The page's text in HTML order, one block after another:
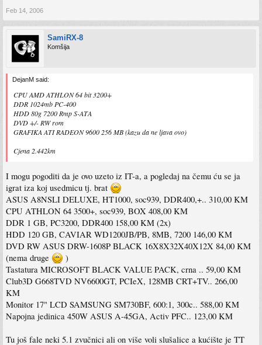
Feb 14, 2006
SamiRX-8
Komšija
DejanM said:
CPU AMD ATHLON 64 bit 3200+
DDR 1024mb PC-400
HDD 80g 7200 Rmp S-ATA
DVD +/- RW rom
GRAFIKA ATI RADEON 9600 256 MB (kazu da ne ljava ovo)
Cjena 2.442km
I mogu pogoditi da je ovo uzeto iz IT-a, a pogledaj na čemu ću se ja
igrat iza koj usedmicu tj. brat
ASUS A8NSLI DELUXE, HT1000, soc939, DDR400,+.. 310,00 KM
CPU ATHLON 64 3500+, soc939, BOX 408,00 KM
DDR 1 GB, PC3200, DDR400 158,00 KM (2x)
HDD 120 GB, CAVIAR WD1200JB/PB, 8MB, 7200 146,00 KM
DVD RW ASUS DRW-1608P BLACK 16X8X32X40X12X 84,00 KM
(nema druge
)
Tastatura MICROSOFT BLACK VALUE PACK, crna .. 59,00 KM
Club3D G668TVD NV6600GT, PCIeX, 128MB CRT+TV.. 266,00
KM
Monitor 17" LCD SAMSUNG SM730BF, 600:1, 300c.. 588,00 KM
Napojna jedinica 450W ASUS A-45GA, Activ PFC.. 123,00 KM
Tu još fale neki 5.1 zvučnici ali on više voli slušalice a kućište je TT